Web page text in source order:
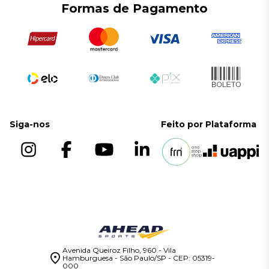
Suportes
Políticas de EntregasFormas de Pagamento
Siga-nos Feito por Plataforma
Avenida Queiroz Filho, 960 - Vila
Hamburguesa - São Paulo/SP - CEP: 05319-
000